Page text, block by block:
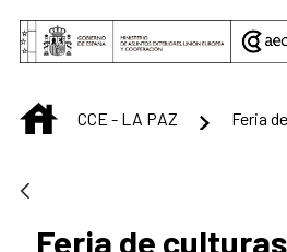
Saltar al contenido principal
INICIOCCE - LA PAZ Feria
Feria de